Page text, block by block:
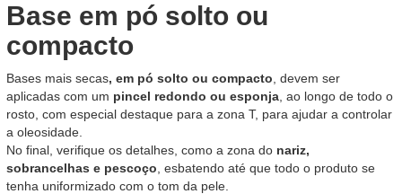
Base em pó solto ou
compacto
Bases mais secas, em pó solto ou compacto , devem ser
aplicadas com um pincel redondo ou esponja , ao longo de todo o
rosto, com especial destaque para a zona T, para ajudar a controlar
a oleosidade.
No final, verifique os detalhes, como a zona do nariz,
sobrancelhas e pescoço , esbatendo até que todo o produto se
tenha uniformizado com o tom da pele.